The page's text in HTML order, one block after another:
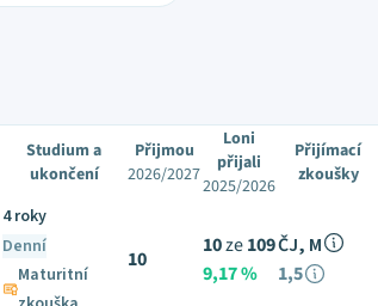
Studium a
ukončení
Přijmou
2026/2027
Loni
přijali
2025/2026
Přijímací
zkoušky
4 roky
Denní
Maturitní
10
10ze109
9,17 %
ČJ, M
1,5